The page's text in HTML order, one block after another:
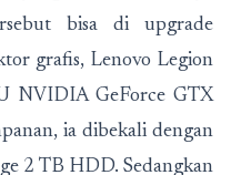
bisa di upgrade
grafis, Lenovo Legion
NVIDIA GeForce GTX
ia dibekali dengan
2 TB HDD. Sedangkan